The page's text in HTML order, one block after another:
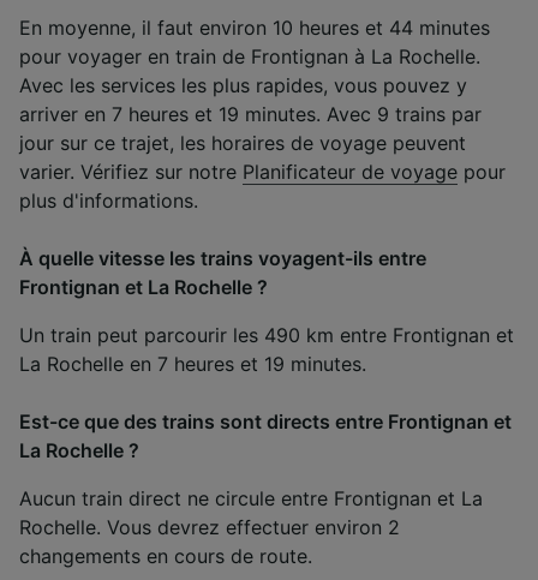
En moyenne, il faut environ 10 heures et 44 minutes
pour voyager en train de Frontignan à La Rochelle.
Avec les services les plus rapides, vous pouvez y
arriver en 7 heures et 19 minutes. Avec 9 trains par
jour sur ce trajet, les horaires de voyage peuvent
varier. Vérifiez sur notre Planificateur de voyage pour
plus d'informations.
À quelle vitesse les trains voyagent-ils entre
Frontignan et La Rochelle ?
Un train peut parcourir les 490 km entre Frontignan et
La Rochelle en 7 heures et 19 minutes.
Est-ce que des trains sont directs entre Frontignan et
La Rochelle ?
Aucun train direct ne circule entre Frontignan et La
Rochelle. Vous devrez effectuer environ 2
changements en cours de route.